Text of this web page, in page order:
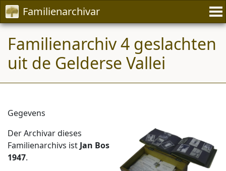
Familienarchivar
Familienarchiv 4 geslachten
uit de Gelderse Vallei
Gegevens
Der Archivar dieses
Familienarchivs ist Jan Bos
1947.